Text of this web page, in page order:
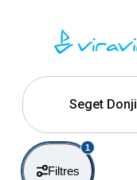
Seget Donji
Filtres
1